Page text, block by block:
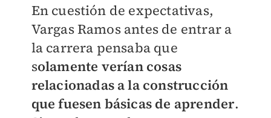
En cuestión de expectativas,
Vargas Ramos antes de entrar a
la carrera pensaba que
solamente verían cosas
relacionadas a la construcción
que fuesen básicas de aprender.